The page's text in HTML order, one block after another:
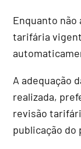
Enquanto
tarifária
A adequação
realizada,
revisão
publicação do